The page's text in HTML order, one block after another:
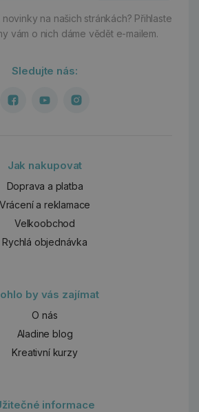
na našich stránkách? Přihlaste
vám o nich dáme vědět e-mailem.
Sledujte nás:
Jak nakupovat
Doprava a platba
Vrácení a reklamace
Velkoobchod
Rychlá objednávka
by vás zajímat
O nás
Aladine blog
Kreativní kurzy
informace